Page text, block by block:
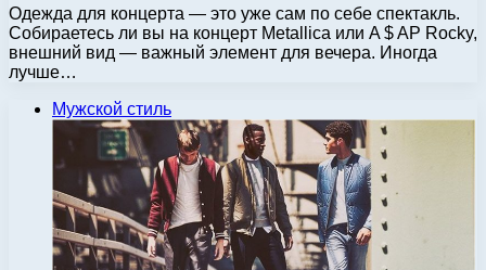
Одежда для концерта — это уже сам по себе спектакль.
Собираетесь ли вы на концерт Metallica или A $ AP Rocky,
внешний вид — важный элемент для вечера. Иногда
лучше…
Мужской стиль